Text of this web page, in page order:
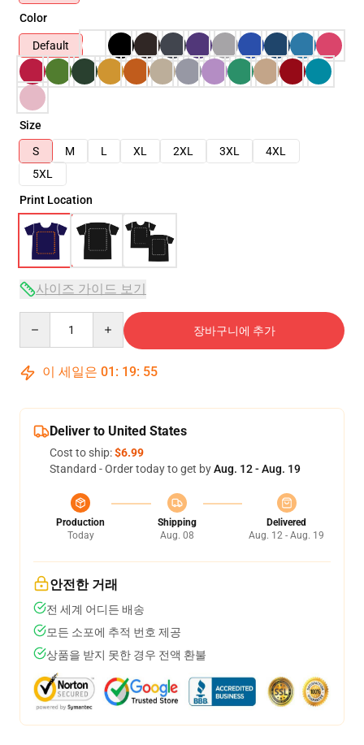
Color
Default
Size
S
M L XL 2XL 3XL
4XL
5XL
Print Location
사이즈 가이드 보기
장바구니에 추가
이 세일은 01 : 19: 54
Deliver to United States
Cost to ship:$6.99
Standard - Order today to get byAug. 12 - Aug. 19
Production
Today
Shipping
Aug. 08
Delivered
Aug. 12 - Aug. 19
안전한 거래
전 세계 어디든 배송
모든 소포에 추적 번호 제공
상품을 받지 못한 경우 전액 환불